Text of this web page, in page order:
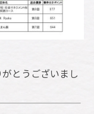
とうございまし